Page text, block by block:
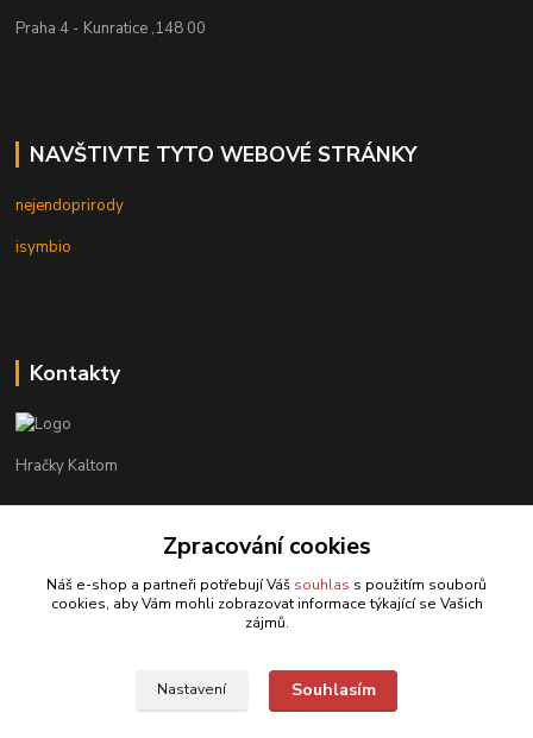
Praha 4 - Kunratice ,148 00
NAVŠTIVTE TYTO WEBOVÉ STRÁNKY
nejendoprirody
isymbio
Kontakty
Hračky Kaltom
+420 777 538 008
hrackykaltom@gmail.com
Zpracování cookies
Náš e-shop a partneři potřebují Váš souhlas s použitím souborů
cookies, aby Vám mohli zobrazovat informace týkající se Vašich
zájmů.
Nastavení Souhlasím